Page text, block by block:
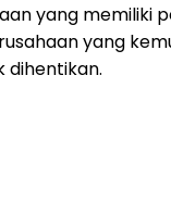
yang memiliki
yang
dihentikan.